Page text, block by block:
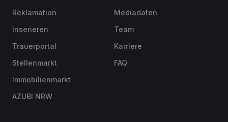
Reklamation
Inserieren
Trauerportal
Stellenmarkt
Immobilienmarkt
AZUBI NRW
Mediadaten
Team
Karriere
FAQ